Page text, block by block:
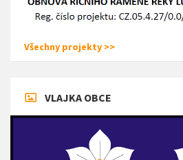
Všechny projekty >>
VLAJKA OBCE